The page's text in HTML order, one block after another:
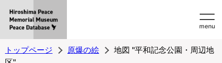
MemorialMuseum
menu
トップページ 原爆の絵
地図 "平和記念公園・周辺地